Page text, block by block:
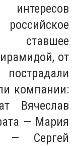
ставшее
от
компании:
Вячеслав
— Мария
— Сергей